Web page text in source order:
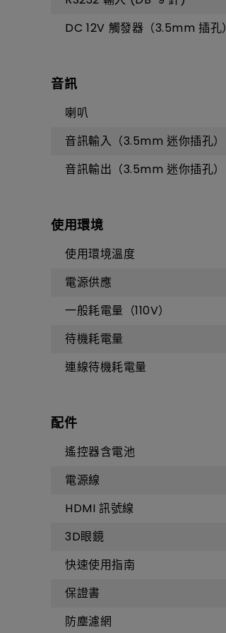
DC 12V 觸發器（3.5mm 插孔）
音訊
喇叭
音訊輸入（3.5mm 迷你插孔）
音訊輸出（3.5mm 迷你插孔）
使用環境
使用環境溫度
電源供應
一般耗電量（110V）
待機耗電量
連線待機耗電量
配件
遙控器含電池
電源線
HDMI 訊號線
3D眼鏡
快速使用指南
保證書
防塵濾網